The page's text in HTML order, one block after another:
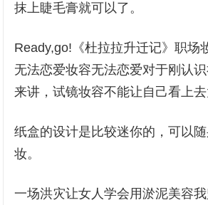
抹上睫毛膏就可以了。
Ready,go!《杜拉拉升迁记》职场
无法恋爱妆容无法恋爱对于刚认
来讲，试镜妆容不能让自己看上去
纸盒的设计是比较迷你的，可以
妆。
一场洪灾让女人学会用淤泥美容